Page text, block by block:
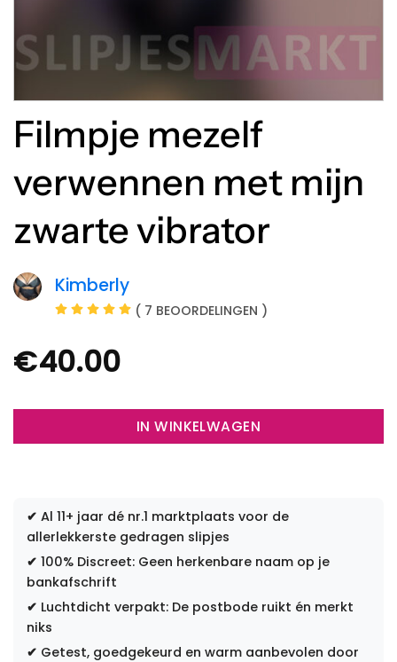
Filmpje mezelf
verwennen met mijn
zwarte vibrator
Kimberly
( 7 BEOORDELINGEN )
€40.00
IN WINKELWAGEN
✔ Al 11+ jaar dé nr.1 marktplaats voor de
allerlekkerste gedragen slipjes
✔ 100% Discreet: Geen herkenbare naam op je
bankafschrift
✔ Luchtdicht verpakt: De postbode ruikt én merkt
niks
✔ Getest, goedgekeurd en warm aanbevolen door